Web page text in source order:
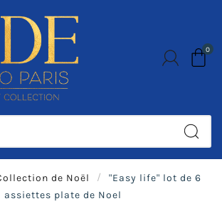
0
de Noël
"Easy life" lot de 6
assiettes plate de Noel